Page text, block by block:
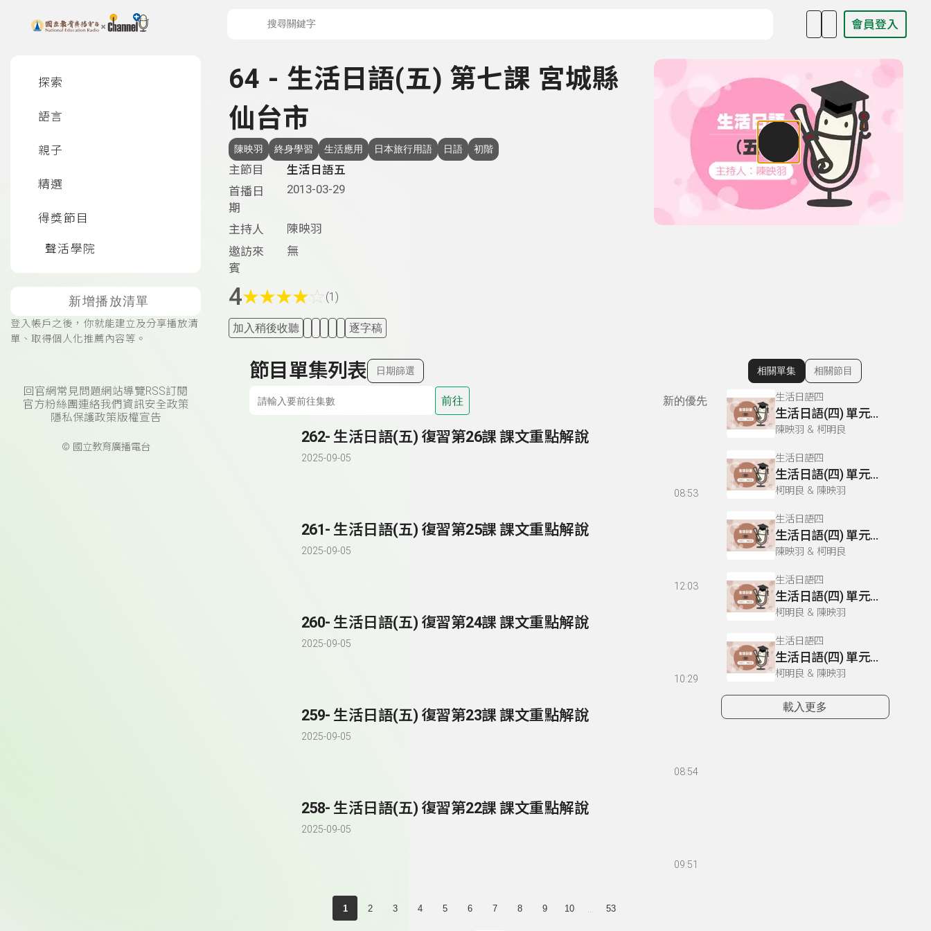
上方功能區塊 會員登入
探索
語言
親子
精選
得獎節目
聲活學院
新增播放清單
登入帳戶之後，你就能建立及分享播放清
單、取得個人化推薦內容等。
回官網常見問題網站導覽RSS訂閱
官方粉絲團連絡我們 資訊安全政策
隱私保護政策版權宣告
© 國立教育廣播電台
64 - 生活日語(五) 第七課 宮城縣
仙台市
陳映羽 終身學習 生活應用 日本旅行用語 日語 初階
主節目
生活日語五
首播日
期
2013-03-29
主持人
陳映羽
邀訪來
賓
無
4★★★★ (1)
加入稍後收聽 逐字稿
節目單集列表 日期篩選
前往 新的優先
262- 生活日語(五) 復習第26課 課文重點解說
2025-09-05
08:53
261- 生活日語(五) 復習第25課 課文重點解說
2025-09-05
12:03
260- 生活日語(五) 復習第24課 課文重點解說
2025-09-05
10:29
259- 生活日語(五) 復習第23課 課文重點解說
2025-09-05
08:54
258- 生活日語(五) 復習第22課 課文重點解說
2025-09-05
09:51
1 2 3 4 5 6 7 8 9 10 53
顯示相關單集
相關單集 相關節目
生活日語四
生活日語(四) 單元三十三 在書店(2)
陳映羽 & 柯明良
生活日語四
生活日語(四) 單元十六 外送服務
柯明良 & 陳映羽
生活日語四
生活日語(四) 單元三十六 在醫院(3)
陳映羽 & 柯明良
生活日語四
生活日語(四) 單元二十 商品送到後發現已損壞
柯明良 & 陳映羽
生活日語四
生活日語(四) 單元四十六 利用宅配
柯明良 & 陳映羽
載入更多